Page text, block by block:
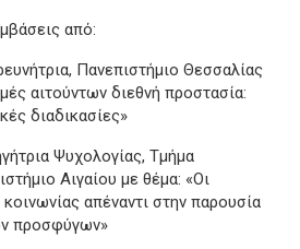
από:
Πανεπιστήμιο Θεσσαλίας
αιτούντων διεθνή προστασία:
διαδικασίες»
Ψυχολογίας, Τμήμα
Αιγαίου με θέμα: «Οι
απέναντι στην παρουσία
προσφύγων»